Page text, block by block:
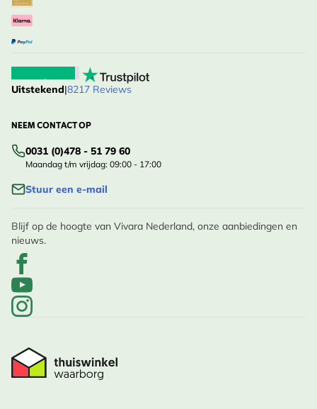
Uitstekend|8217 Reviews
NEEM CONTACT OP
0031 (0)478 - 51 79 60
Maandag t/m vrijdag: 09:00 - 17:00
Stuur een e-mail
Blijf op de hoogte van Vivara Nederland, onze aanbiedingen en
nieuws.